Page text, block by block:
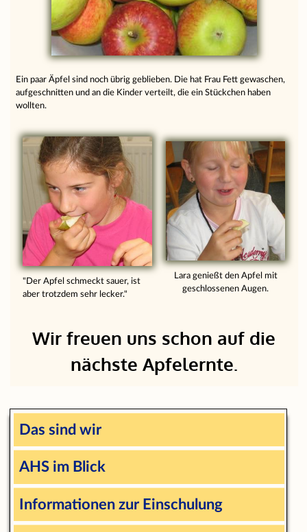
Ein paar Äpfel sind noch übrig geblieben. Die hat Frau Fett gewaschen,
aufgeschnitten und an die Kinder verteilt, die ein Stückchen haben
wollten.
"Der Apfel schmeckt sauer, ist
aber trotzdem sehr lecker."
Lara genießt den Apfel mit
geschlossenen Augen.
Wir freuen uns schon auf die
nächste Apfelernte.
Das sind wir
AHS im Blick
Informationen zur Einschulung